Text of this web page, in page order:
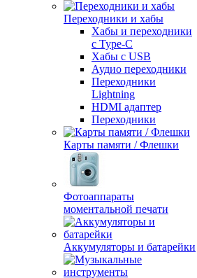
Переходники и хабы
Хабы и переходники
с Type-C
Хабы с USB
Аудио переходники
Переходники
Lightning
HDMI адаптер
Переходники
Карты памяти / Флешки
Фотоаппараты
моментальной печати
Аккумуляторы и батарейки